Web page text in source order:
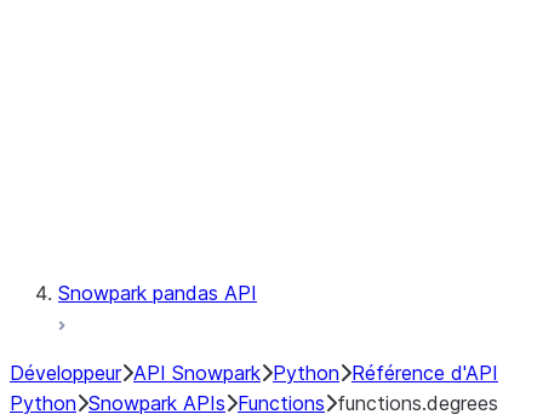
Snowpark pandas API
Développeur API Snowpark Python Référence d'API
Python Snowpark APIs Functions functions.degrees